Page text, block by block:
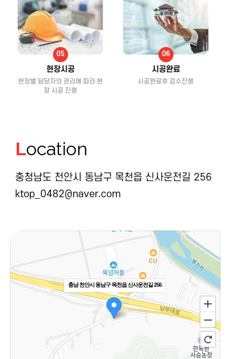
현장시공
현장별 담당자의 관리에 따라 현
장 시공 진행
시공완료
시공완료후 검수진행
Location
충청남도 천안시 동남구 목천읍 신사운전길 256
ktop_0482@naver.com
충남 천안시 동남구 목천읍 신사운전길 256